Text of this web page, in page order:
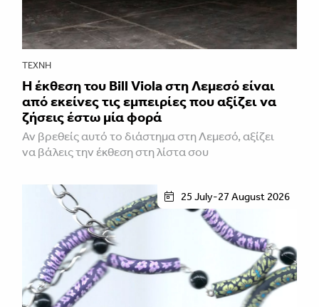
ΤΈΧΝΗ
Η έκθεση του Bill Viola στη Λεμεσό είναι
από εκείνες τις εμπειρίες που αξίζει να
ζήσεις έστω μία φορά
Αν βρεθείς αυτό το διάστημα στη Λεμεσό, αξίζει
να βάλεις την έκθεση στη λίστα σου
25 July-27 August 2026